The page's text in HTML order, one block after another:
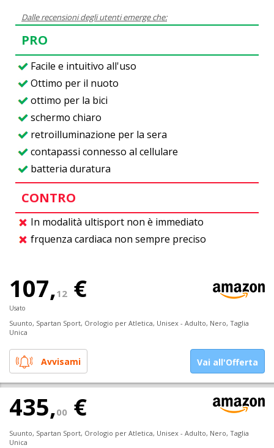
Dalle recensioni degli utenti emerge che:
PRO
Facile e intuitivo all'uso
Ottimo per il nuoto
ottimo per la bici
schermo chiaro
retroilluminazione per la sera
contapassi connesso al cellulare
batteria duratura
CONTRO
In modalità ultisport non è immediato
frquenza cardiaca non sempre preciso
107,12 €
Usato
Suunto, Spartan Sport, Orologio per Atletica, Unisex - Adulto, Nero, Taglia
Unica
Avvisami Vai all'Offerta
435,00 €
Suunto, Spartan Sport, Orologio per Atletica, Unisex - Adulto, Nero, Taglia
Unica